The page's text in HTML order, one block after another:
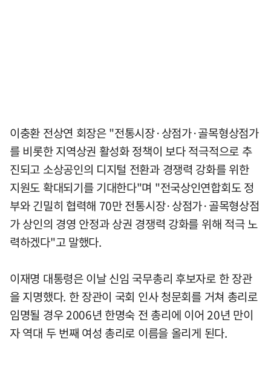
이충환 전상연 회장은 "전통시장·상점가·골목형상점가
를 비롯한 지역상권 활성화 정책이 보다 적극적으로 추
진되고 소상공인의 디지털 전환과 경쟁력 강화를 위한
지원도 확대되기를 기대한다"며 "전국상인연합회도 정
부와 긴밀히 협력해 70만 전통시장·상점가·골목형상점
가 상인의 경영 안정과 상권 경쟁력 강화를 위해 적극 노
력하겠다"고 말했다.
이재명 대통령은 이날 신임 국무총리 후보자로 한 장관
을 지명했다. 한 장관이 국회 인사 청문회를 거쳐 총리로
임명될 경우 2006년 한명숙 전 총리에 이어 20년 만이
자 역대 두 번째 여성 총리로 이름을 올리게 된다.